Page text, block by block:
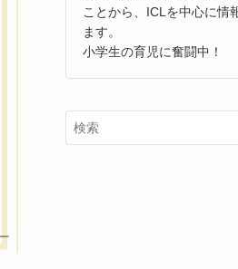
ことから、ICLを中心に情
ます。
小学生の育児に奮闘中！